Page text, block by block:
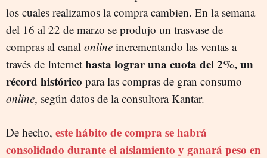
los cuales realizamos la compra cambien. En la semana
del 16 al 22 de marzo se produjo un trasvase de
compras al canal online incrementando las ventas a
través de Internet hasta lograr una cuota del 2%, un
récord histórico para las compras de gran consumo
online, según datos de la consultora Kantar.
De hecho, este hábito de compra se habrá
consolidado durante el aislamiento y ganará peso en